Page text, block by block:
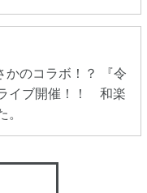
かのコラボ！？ 『令
イブ開催！！ 和楽